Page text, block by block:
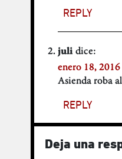
REPLY
julidice:
enero 18,
Asienda roba
REPLY
Deja una